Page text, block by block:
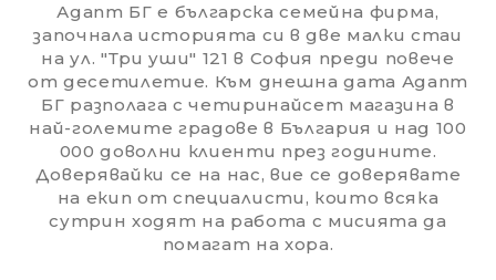
Адапт БГ е българска семейна фирма,
започнала историята си в две малки стаи
на ул. "Три уши" 121 в София преди повече
от десетилетие. Към днешна дата Адапт
БГ разполага с четиринайсет магазина в
най-големите градове в България и над 100
000 доволни клиенти през годините.
Доверявайки се на нас, вие се доверявате
на екип от специалисти, които всяка
сутрин ходят на работа с мисията да
помагат на хора.